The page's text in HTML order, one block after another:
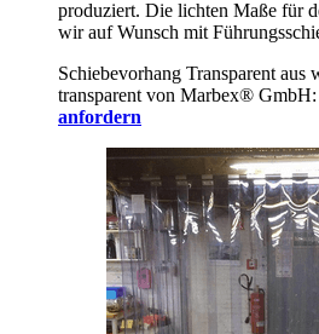
produziert. Die lichten Maße für
wir auf Wunsch mit
Schiebevorhang Transparent aus
transparent von Marbex® GmbH:
anfordern